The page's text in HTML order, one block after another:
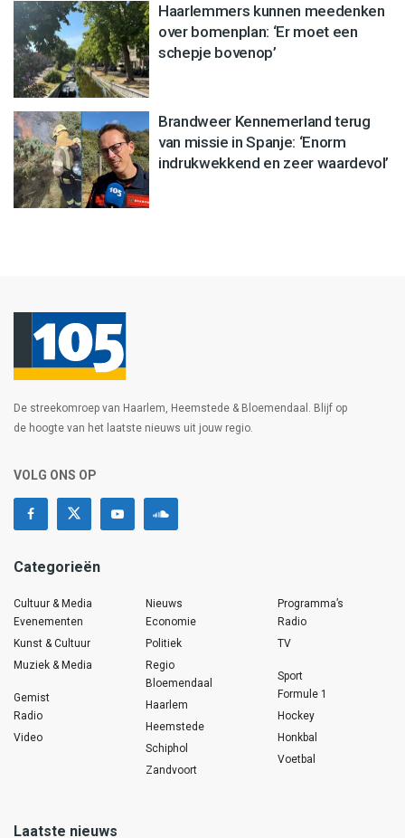
Haarlemmers kunnen meedenken
over bomenplan: ‘Er moet een
schepje bovenop’
Brandweer Kennemerland terug
van missie in Spanje: ‘Enorm
indrukwekkend en zeer waardevol’
De streekomroep van Haarlem, Heemstede & Bloemendaal. Blijf op
de hoogte van het laatste nieuws uit jouw regio.
VOLG ONS OP
Categorieën
Cultuur & Media
Evenementen
Kunst & Cultuur
Muziek & Media
Gemist
Radio
Video
Nieuws
Economie
Politiek
Regio
Bloemendaal
Haarlem
Heemstede
Schiphol
Zandvoort
Programma’s
Radio
TV
Sport
Formule 1
Hockey
Honkbal
Voetbal
Laatste nieuws